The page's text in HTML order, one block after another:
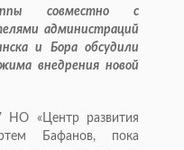
совместно с
администраций
и Бора обсудили
внедрения новой
НО «Центр развития
Бафанов, пока